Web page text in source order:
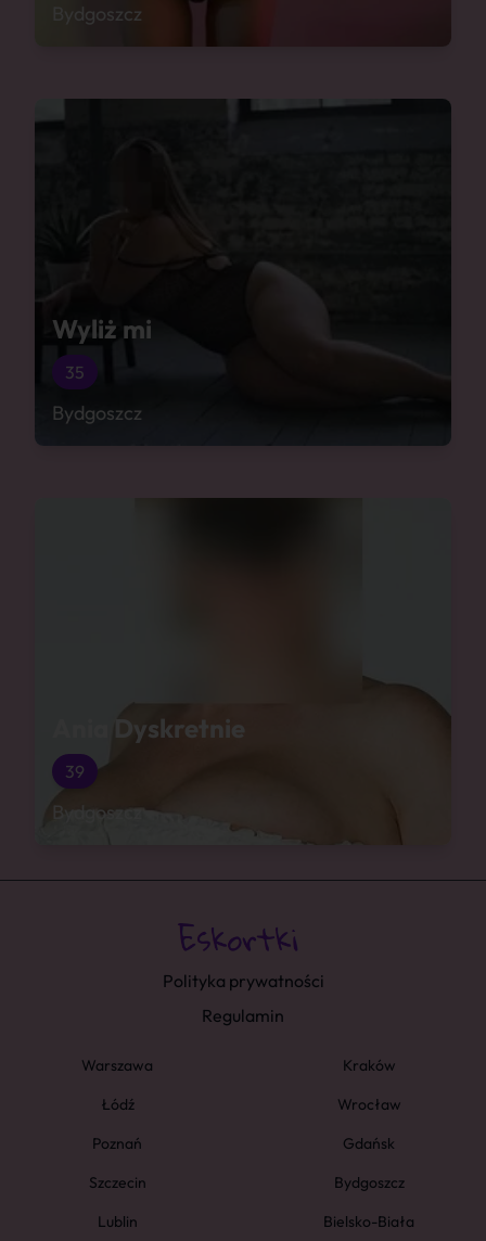
Bydgoszcz
Wyliż mi
35
Bydgoszcz
Ania Dyskretnie
39
Bydgoszcz
Polityka prywatności
Regulamin
Warszawa
Kraków
Łódź
Wrocław
Poznań
Gdańsk
Szczecin
Bydgoszcz
Lublin
Bielsko-Biała